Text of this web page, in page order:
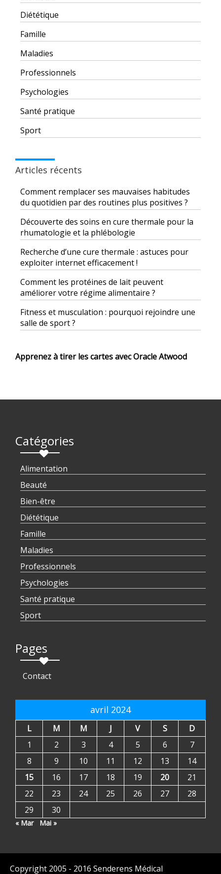
Diététique
Famille
Maladies
Professionnels
Psychologies
Santé pratique
Sport
Articles récents
Comment remplacer ses mauvaises habitudes
du quotidien par des routines plus positives ?
Découverte des soins en cure thermale pour la
rhumatologie et la phlébologie
Recherche d’une cure thermale : astuces pour
exploiter internet efficacement !
Comment les protéines de lait peuvent
améliorer votre régime alimentaire ?
Fitness et musculation : pourquoi rejoindre une
salle de sport ?
Apprenez à tirer les cartes avec Oracle Atwood
Catégories
Alimentation
Beauté
Bien-être
Diététique
Famille
Maladies
Professionnels
Psychologies
Santé pratique
Sport
Pages
Contact
avril 2024
L M M J V S
D
1
2 3 4 5 6
7
8
9 10 11 12 13
14
15
16 17 18 19 20
21
22
23 24 25 26 27
28
29
30
« Mar Mai »
Copyright 2005 - 2016 Senderens Médical